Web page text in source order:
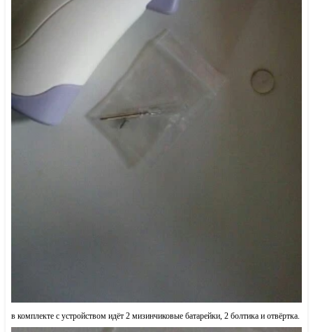
в комплекте с устройством идёт 2 мизинчиковые батарейки, 2 болтика и отвёртка.